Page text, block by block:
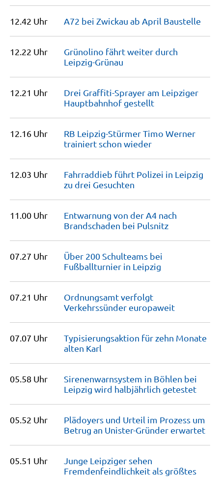
12.42 Uhr A72 bei Zwickau ab April Baustelle
12.22 Uhr
Grünolino fährt weiter durch
Leipzig-Grünau
12.21 Uhr
Drei Graffiti-Sprayer am Leipziger
Hauptbahnhof gestellt
12.16 Uhr
RB Leipzig-Stürmer Timo Werner
trainiert schon wieder
12.03 Uhr
Fahrraddieb führt Polizei in Leipzig
zu drei Gesuchten
11.00 Uhr
Entwarnung von der A4 nach
Brandschaden bei Pulsnitz
07.27 Uhr
Über 200 Schulteams bei
Fußballturnier in Leipzig
07.21 Uhr
Ordnungsamt verfolgt
Verkehrssünder europaweit
07.07 Uhr
Typisierungsaktion für zehn Monate
alten Karl
05.58 Uhr
Sirenenwarnsystem in Böhlen bei
Leipzig wird halbjährlich getestet
05.52 Uhr
Plädoyers und Urteil im Prozess um
Betrug an Unister-Gründer erwartet
05.51 Uhr
Junge Leipziger sehen
Fremdenfeind­lichkeit als größtes